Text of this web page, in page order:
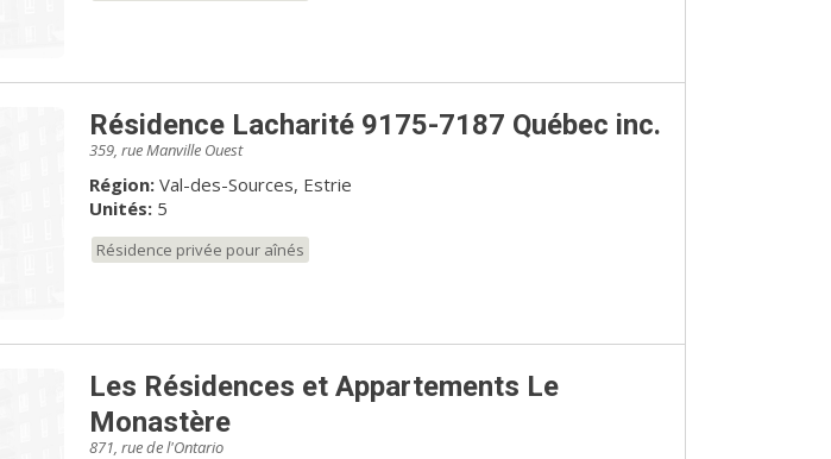
Résidence Lacharité 9175-7187 Québec inc.
359, rue Manville Ouest
Région: Val-des-Sources, Estrie
Unités:5
Résidence privée pour aînés
Les Résidences et Appartements Le
Monastère
871, rue de l'Ontario